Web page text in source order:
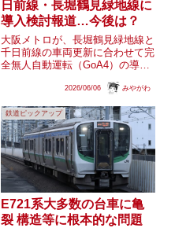
日前線・長堀鶴見緑地線に
導入検討報道…今後は？
大阪メトロが、長堀鶴見緑地線と
千日前線の車両更新に合わせて完
全無人自動運転（GoA4）の導入
た。車両更新や、自動運転に向け
しょうか。また、長堀鶴見緑地線
70系には近年機器更新を受けた...
2026/06/06 みやがわ
鉄道ピックアップ
E721系大多数の台車に亀
裂 構造等に根本的な問題